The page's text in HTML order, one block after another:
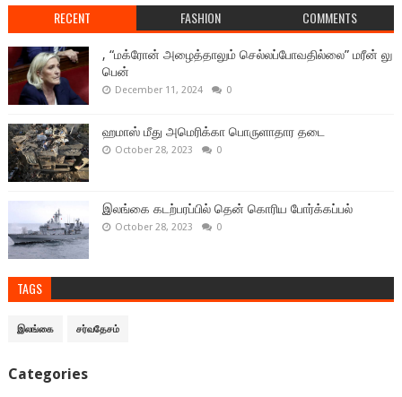
RECENT FASHION COMMENTS
, “மக்ரோன் அழைத்தாலும் செல்லப்போவதில்லை” மரீன் லு
பென்
December 11, 2024 0
ஹமாஸ் மீது அமெரிக்கா பொருளாதார தடை
October 28, 2023 0
இலங்கை கடற்பரப்பில் தென் கொரிய போர்க்கப்பல்
October 28, 2023 0
TAGS
இலங்கை சர்வதேசம்
Categories